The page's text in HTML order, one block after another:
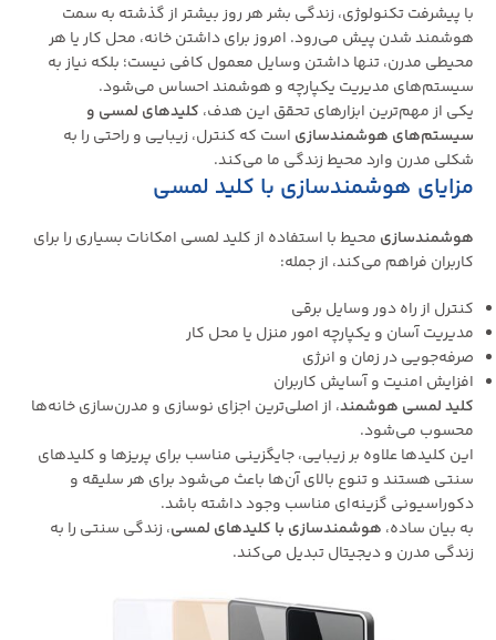
با پیشرفت تکنولوژی، زندگی بشر هر روز بیشتر از گذشته به سمت
هوشمند شدن پیش می‌رود. امروز برای داشتن خانه، محل کار یا هر
محیطی مدرن، تنها داشتن وسایل معمول کافی نیست؛ بلکه نیاز به
سیستم‌های مدیریت یکپارچه و هوشمند احساس می‌شود.
یکی از مهم‌ترین ابزارهای تحقق این هدف، کلیدهای لمسی و
سیستم‌های هوشمندسازی است که کنترل، زیبایی و راحتی را به
شکلی مدرن وارد محیط زندگی ما می‌کند.
مزایای هوشمندسازی با کلید لمسی
هوشمندسازی محیط با استفاده از کلید لمسی امکانات بسیاری را برای
کاربران فراهم می‌کند، از جمله:
کنترل از راه دور وسایل برقی
مدیریت آسان و یکپارچه امور منزل یا محل کار
صرفه‌جویی در زمان و انرژی
افزایش امنیت و آسایش کاربران
کلید لمسی هوشمند، از اصلی‌ترین اجزای نوسازی و مدرن‌سازی خانه‌ها
محسوب می‌شود.
این کلیدها علاوه بر زیبایی، جایگزینی مناسب برای پریزها و کلیدهای
سنتی هستند و تنوع بالای آن‌ها باعث می‌شود برای هر سلیقه و
دکوراسیونی گزینه‌ای مناسب وجود داشته باشد.
به بیان ساده، هوشمندسازی با کلیدهای لمسی، زندگی سنتی را به
زندگی مدرن و دیجیتال تبدیل می‌کند.